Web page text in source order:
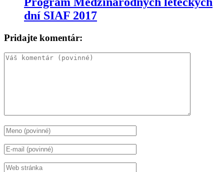
dní SIAF 2017
Pridajte komentár: